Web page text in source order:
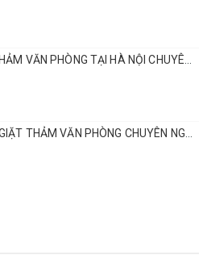
DỊCH VỤ GIẶT THẢM VĂN PHÒNG TẠI HÀ NỘI CHUYÊN NGHIỆP CHẤT LƯỢNG
QHT VIỆT NAM GIẶT THẢM VĂN PHÒNG CHUYÊN NGHIỆP TẠI HÀ NỘI